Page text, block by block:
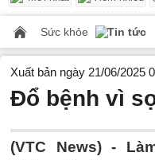
Sức khỏe Tin tức
Xuất bản ngày 21/06/2025
Đổ bệnh vì
(VTC News) -